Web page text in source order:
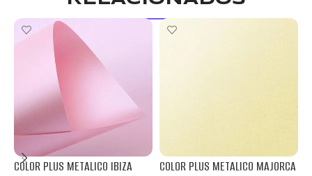
COLOR PLUS METALICO IBIZA
COLOR PLUS METALICO MAJORCA